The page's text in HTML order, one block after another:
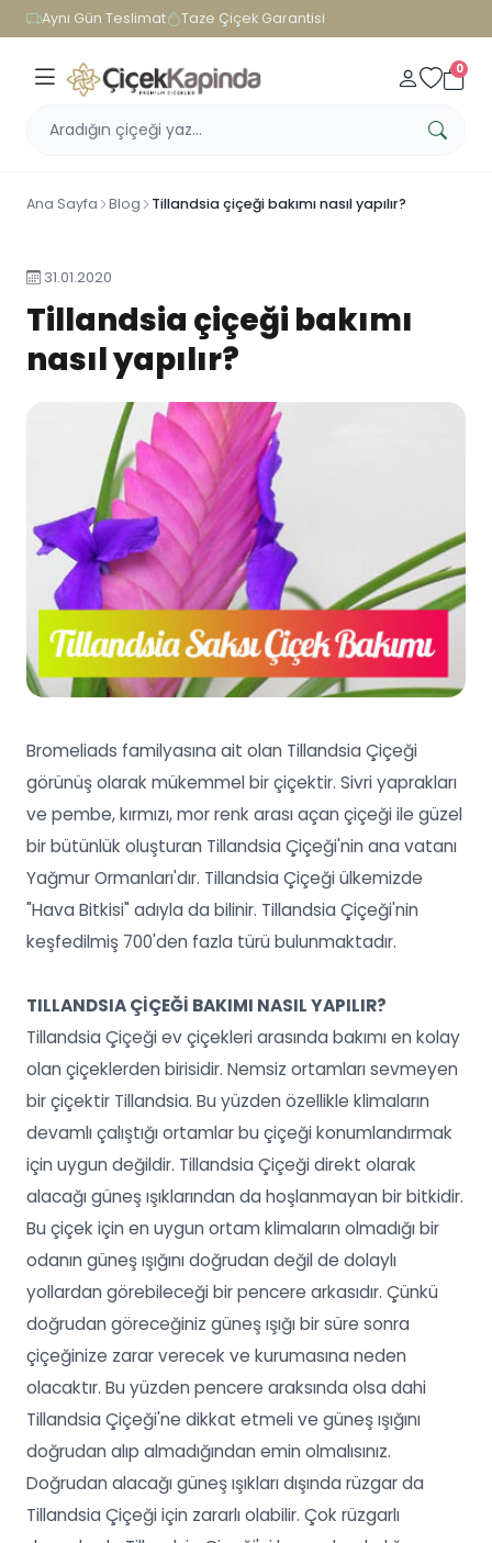
Aynı Gün Teslimat Taze Çiçek Garantisi
0
Ana Sayfa Blog Tillandsia çiçeği bakımı nasıl yapılır?
31.01.2020
Tillandsia çiçeği bakımı
nasıl yapılır?
Bromeliads familyasına ait olan Tillandsia Çiçeği
görünüş olarak mükemmel bir çiçektir. Sivri yaprakları
ve pembe, kırmızı, mor renk arası açan çiçeği ile güzel
bir bütünlük oluşturan Tillandsia Çiçeği'nin ana vatanı
Yağmur Ormanları'dır. Tillandsia Çiçeği ülkemizde
"Hava Bitkisi" adıyla da bilinir. Tillandsia Çiçeği'nin
keşfedilmiş 700'den fazla türü bulunmaktadır.
TILLANDSIA ÇİÇEĞİ BAKIMI NASIL YAPILIR?
Tillandsia Çiçeği ev çiçekleri arasında bakımı en kolay
olan çiçeklerden birisidir. Nemsiz ortamları sevmeyen
bir çiçektir Tillandsia. Bu yüzden özellikle klimaların
devamlı çalıştığı ortamlar bu çiçeği konumlandırmak
için uygun değildir. Tillandsia Çiçeği direkt olarak
alacağı güneş ışıklarından da hoşlanmayan bir bitkidir.
Bu çiçek için en uygun ortam klimaların olmadığı bir
odanın güneş ışığını doğrudan değil de dolaylı
yollardan görebileceği bir pencere arkasıdır. Çünkü
doğrudan göreceğiniz güneş ışığı bir süre sonra
çiçeğinize zarar verecek ve kurumasına neden
olacaktır. Bu yüzden pencere araksında olsa dahi
Tillandsia Çiçeği'ne dikkat etmeli ve güneş ışığını
doğrudan alıp almadığından emin olmalısınız.
Doğrudan alacağı güneş ışıkları dışında rüzgar da
Tillandsia Çiçeği için zararlı olabilir. Çok rüzgarlı